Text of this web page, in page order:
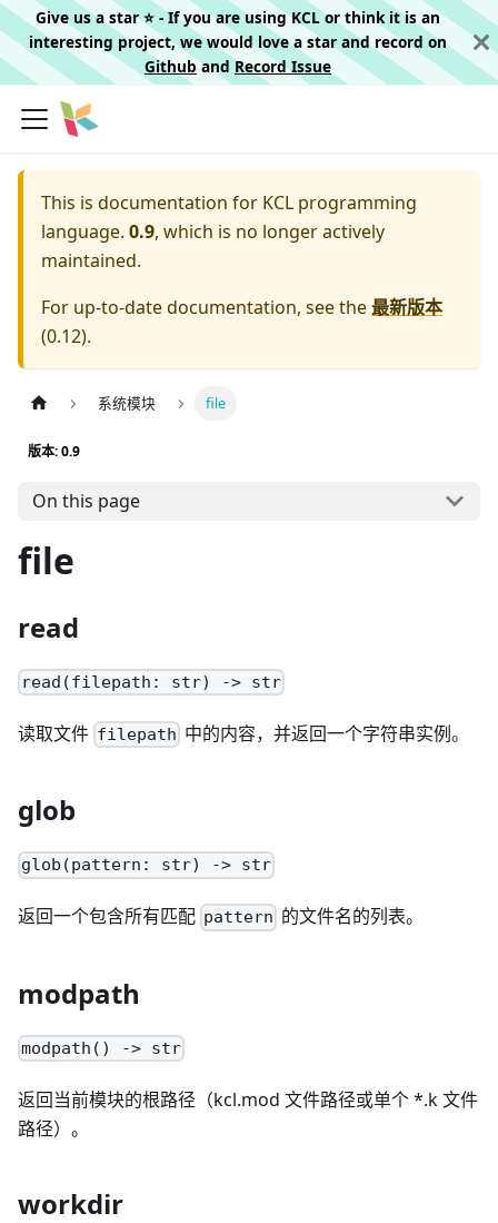
Give us a star ⭐️ - If you are using KCL or think it is an
interesting project, we would love a star and record on
Githuband Record Issue
This is documentation for KCL programming
language. 0.9, which is no longer actively
maintained.
For up-to-date documentation, see the最新版本
(0.12).
系统模块 file
版本: 0.9
On this page
file
read
read(filepath: str) -> str
读取文件 filepath 中的内容，并返回一个字符串实例。
glob
glob(pattern: str) -> str
返回一个包含所有匹配 pattern 的文件名的列表。
modpath
modpath() -> str
返回当前模块的根路径（kcl.mod 文件路径或单个*.k 文件
路径）。
workdir